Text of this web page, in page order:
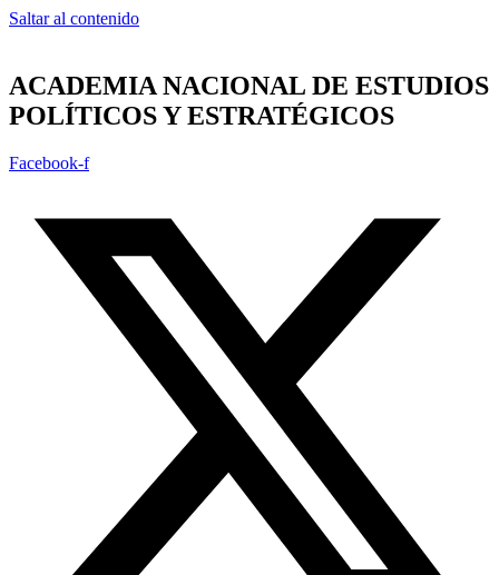
Saltar al contenido
ACADEMIA NACIONAL DE ESTUDIOS
POLÍTICOS Y ESTRATÉGICOS
Facebook-f